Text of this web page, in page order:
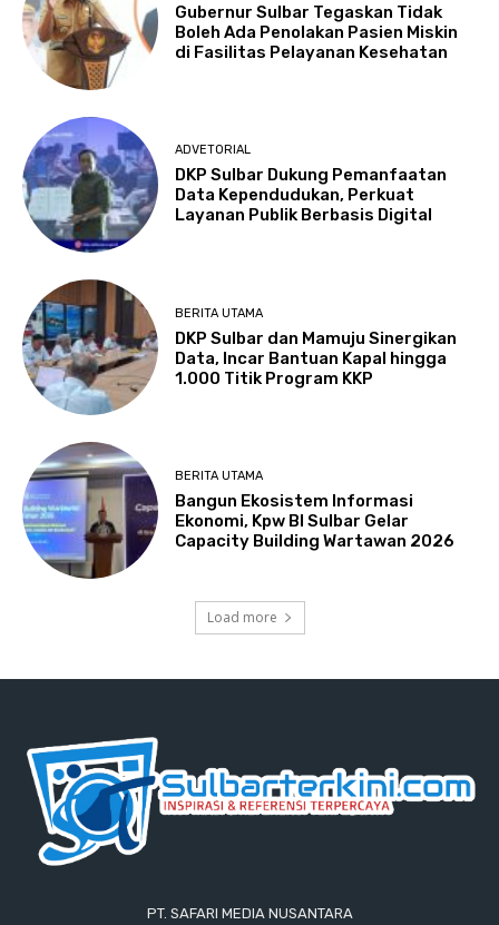
Gubernur Sulbar Tegaskan Tidak
Boleh Ada Penolakan Pasien Miskin
di Fasilitas Pelayanan Kesehatan
ADVETORIAL
DKP Sulbar Dukung Pemanfaatan
Data Kependudukan, Perkuat
Layanan Publik Berbasis Digital
BERITA UTAMA
DKP Sulbar dan Mamuju Sinergikan
Data, Incar Bantuan Kapal hingga
1.000 Titik Program KKP
BERITA UTAMA
Bangun Ekosistem Informasi
Ekonomi, Kpw BI Sulbar Gelar
Capacity Building Wartawan 2026
Load more
PT. SAFARI MEDIA NUSANTARA